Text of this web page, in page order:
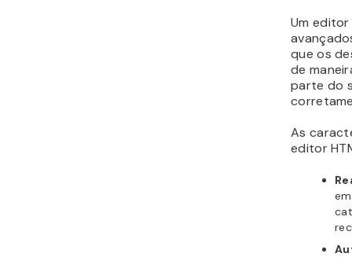
Um
que os
de
parte do
As
editor